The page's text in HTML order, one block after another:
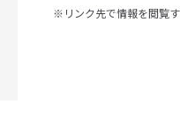
※リンク先で情報を閲覧